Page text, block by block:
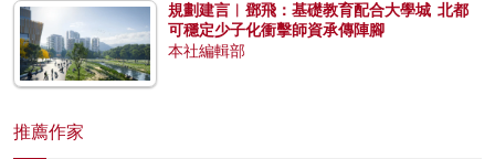
規劃建言︱鄧飛：基礎教育配合大學城 北都
可穩定少子化衝擊師資承傳陣腳
本社編輯部
推薦作家